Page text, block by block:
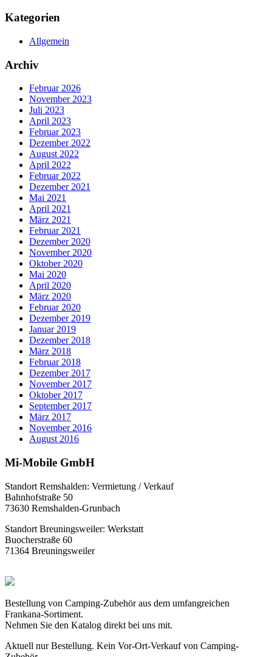
Kategorien
Allgemein
Archiv
Februar 2026
November 2023
Juli 2023
April 2023
Februar 2023
Dezember 2022
August 2022
April 2022
Februar 2022
Dezember 2021
Mai 2021
April 2021
März 2021
Februar 2021
Dezember 2020
November 2020
Oktober 2020
Mai 2020
April 2020
März 2020
Februar 2020
Dezember 2019
Januar 2019
Dezember 2018
März 2018
Februar 2018
Dezember 2017
November 2017
Oktober 2017
September 2017
März 2017
November 2016
August 2016
Mi-Mobile GmbH
Standort Remshalden: Vermietung / Verkauf
Bahnhofstraße 50
73630 Remshalden-Grunbach
Standort Breuningsweiler: Werkstatt
Buocherstraße 60
71364 Breuningsweiler
Bestellung von Camping-Zubehör aus dem umfangreichen
Frankana-Sortiment.
Nehmen Sie den Katalog direkt bei uns mit.
Aktuell nur Bestellung. Kein Vor-Ort-Verkauf von Camping-